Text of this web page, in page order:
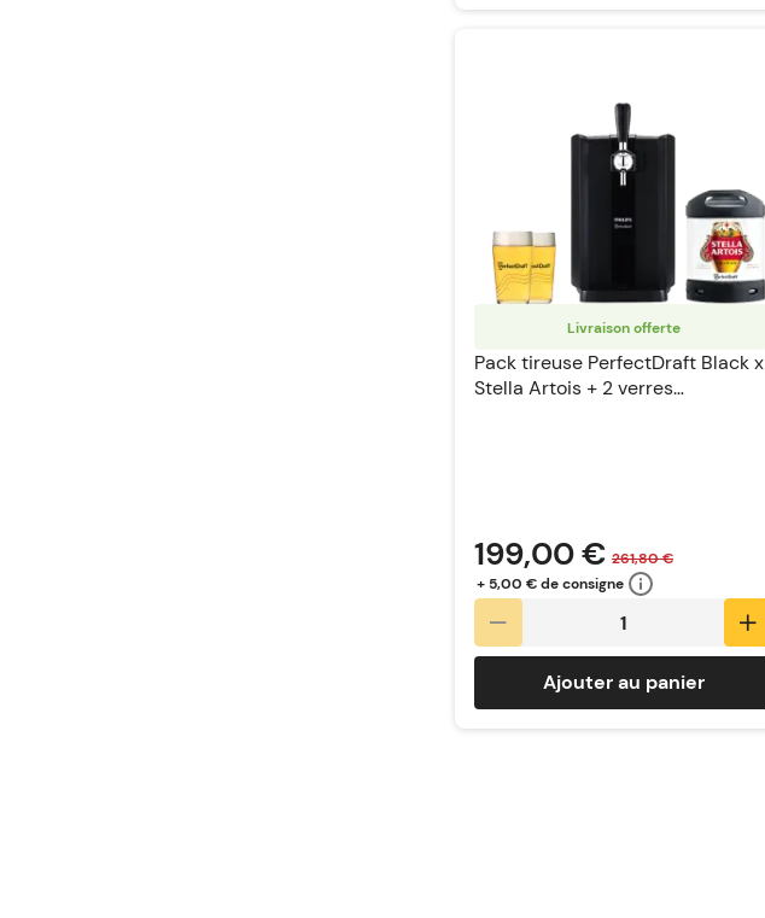
Livraison offerte
Pack tireuse PerfectDraft Black x
Stella Artois + 2 verres
199,00 € 261,80 €
+ 5,00 € de consigne
Ajouter au panier